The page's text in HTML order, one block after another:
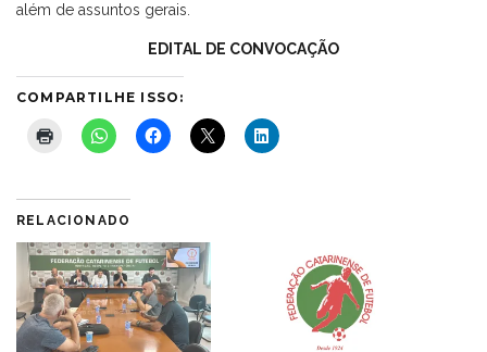
além de assuntos gerais.
EDITAL DE CONVOCAÇÃO
COMPARTILHE ISSO:
RELACIONADO